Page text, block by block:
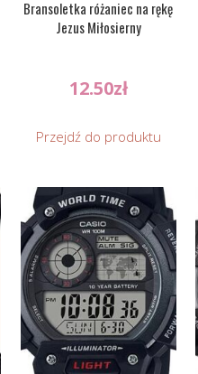
Bransoletka różaniec na rękę
Jezus Miłosierny
12.50zł
Przejdź do produktu